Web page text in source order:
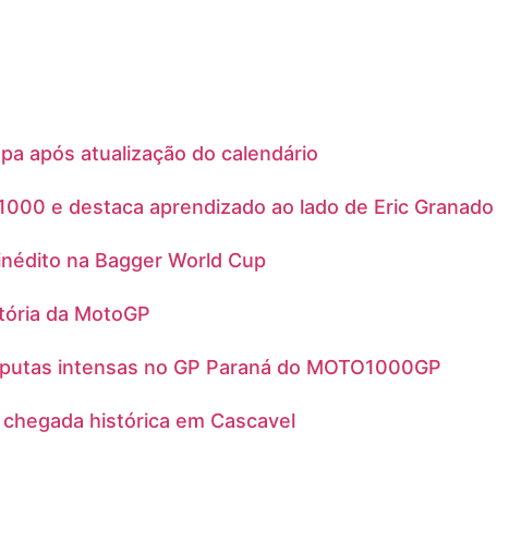
após atualização do calendário
e destaca aprendizado ao lado de Eric Granado
na Bagger World Cup
da MotoGP
intensas no GP Paraná do MOTO1000GP
histórica em Cascavel